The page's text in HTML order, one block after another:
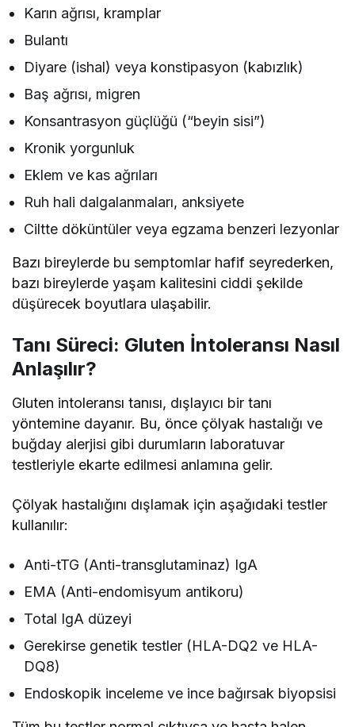
Karın ağrısı, kramplar
Bulantı
Diyare (ishal) veya konstipasyon (kabızlık)
Baş ağrısı, migren
Konsantrasyon güçlüğü (“beyin sisi”)
Kronik yorgunluk
Eklem ve kas ağrıları
Ruh hali dalgalanmaları, anksiyete
Ciltte döküntüler veya egzama benzeri lezyonlar
Bazı bireylerde bu semptomlar hafif seyrederken,
bazı bireylerde yaşam kalitesini ciddi şekilde
düşürecek boyutlara ulaşabilir.
Tanı Süreci: Gluten İntoleransı Nasıl
Anlaşılır?
Gluten intoleransı tanısı, dışlayıcı bir tanı
yöntemine dayanır. Bu, önce çölyak hastalığı ve
buğday alerjisi gibi durumların laboratuvar
testleriyle ekarte edilmesi anlamına gelir.
Çölyak hastalığını dışlamak için aşağıdaki testler
kullanılır:
Anti-tTG (Anti-transglutaminaz) IgA
EMA (Anti-endomisyum antikoru)
Total IgA düzeyi
Gerekirse genetik testler (HLA-DQ2 ve HLA-
DQ8)
Endoskopik inceleme ve ince bağırsak biyopsisi